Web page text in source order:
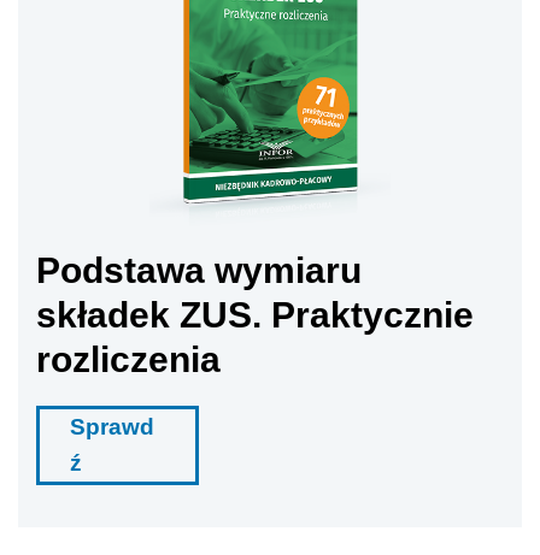
Podstawa wymiaru
składek ZUS. Praktycznie
rozliczenia
Sprawd
ź